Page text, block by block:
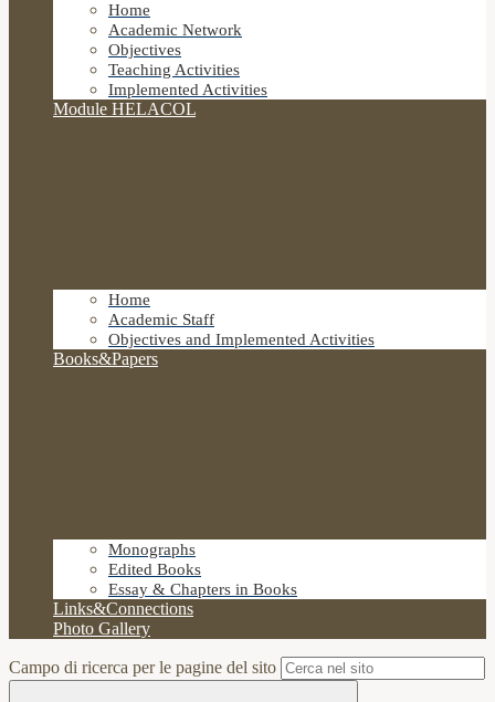
Home
Academic Network
Objectives
Teaching Activities
Implemented Activities
Module HELACOL
Home
Academic Staff
Objectives and Implemented Activities
Books&Papers
Monographs
Edited Books
Essay & Chapters in Books
Links&Connections
Photo Gallery
Campo di ricerca per le pagine del sito